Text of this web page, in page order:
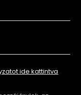
ide kattintva